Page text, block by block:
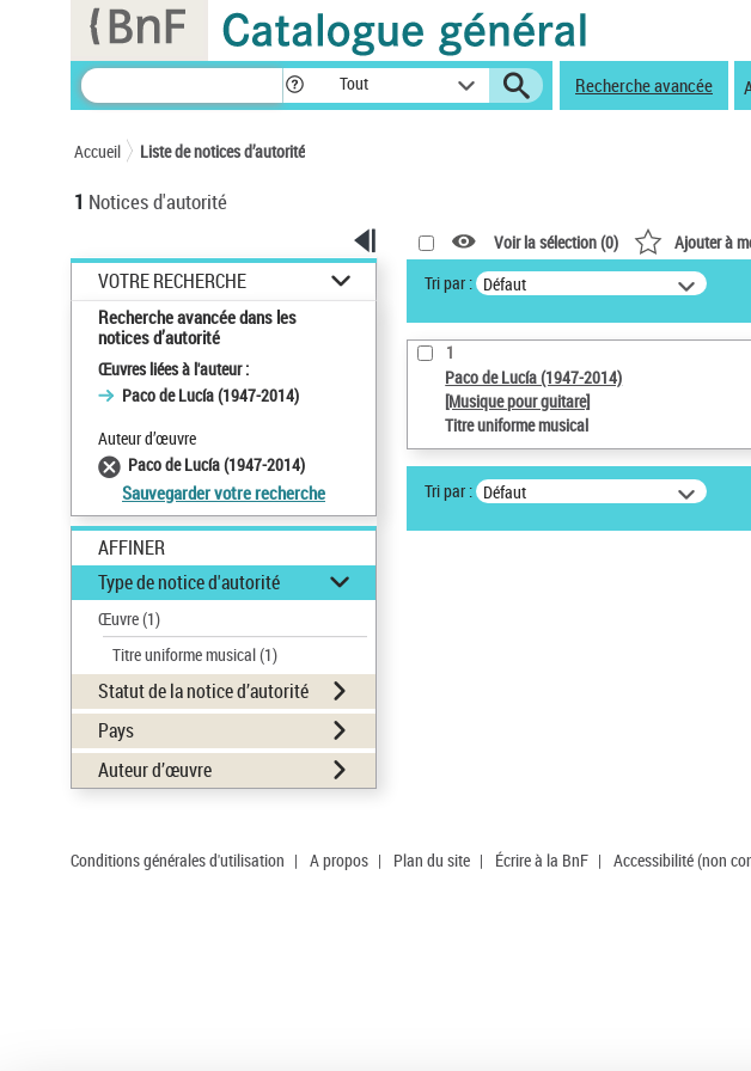
Tout Recherche avancée
Accueil Liste de notices d’autorité
1 Notices d'autorité
VOTRE RECHERCHE
Recherche avancée dans les
notices d’autorité
Œuvres liées à l'auteur :
Paco de Lucía (1947-2014)
Auteur d’œuvre
Paco de Lucía (1947-2014)
Sauvegarder votre recherche
AFFINER
Type de notice d'autorité
Œuvre(1)
Titre uniforme musical(1)
Statut de la notice d’autorité
Pays
Auteur d’œuvre
Voir la sélection (0) Ajouter à
Tri par : Défaut
1
Paco de Lucía (1947-2014)
[Musique pour guitare]
Titre uniforme musical
Tri par : Défaut
Conditions générales d'utilisation | A propos | Plan du site | Écrire à la BnF | Accessibilité (non
Panneau de gestion des cookies